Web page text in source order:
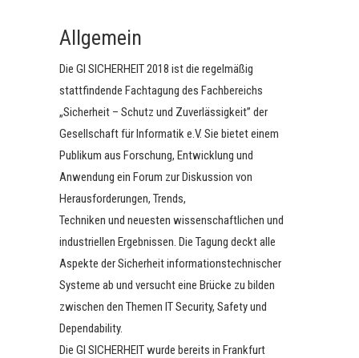
Allgemein
Die GI SICHERHEIT 2018 ist die regelmäßig
stattfindende Fachtagung des Fachbereichs
„Sicherheit – Schutz und Zuverlässigkeit” der
Gesellschaft für Informatik e.V. Sie bietet einem
Publikum aus Forschung, Entwicklung und
Anwendung ein Forum zur Diskussion von
Herausforderungen, Trends,
Techniken und neuesten wissenschaftlichen und
industriellen Ergebnissen. Die Tagung deckt alle
Aspekte der Sicherheit informationstechnischer
Systeme ab und versucht eine Brücke zu bilden
zwischen den Themen IT Security, Safety und
Dependability.
Die GI SICHERHEIT wurde bereits in Frankfurt